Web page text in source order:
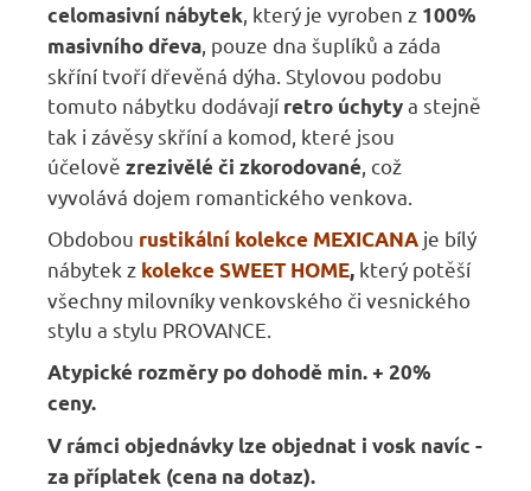
celomasivní nábytek, který je vyroben z 100%
masivního dřeva, pouze dna šuplíků a záda
skříní tvoří dřevěná dýha. Stylovou podobu
tomuto nábytku dodávají retro úchytya stejně
tak i závěsy skříní a komod, které jsou
účelově zrezivělé či zkorodované, což
vyvolává dojem romantického venkova.
Obdobou rustikální kolekce MEXICANA je bílý
nábytek z kolekce SWEET HOME, který potěší
všechny milovníky venkovského či vesnického
stylu a stylu PROVANCE.
Atypické rozměry po dohodě min. + 20%
ceny.
V rámci objednávky lze objednat i vosk navíc -
za příplatek (cena na dotaz).